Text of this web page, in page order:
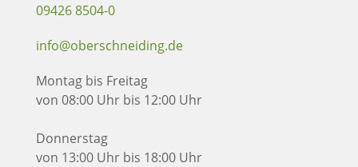
09426 8504-0
info@oberschneiding.de
Montag bis Freitag
von 08:00 Uhr bis 12:00 Uhr
Donnerstag
von 13:00 Uhr bis 18:00 Uhr